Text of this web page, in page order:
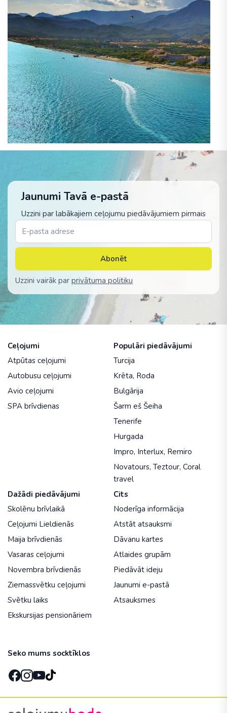
Jaunumi Tavā e-pastā
Uzzini par labākajiem ceļojumu piedāvājumiem pirmais
Abonēt
Uzzini vairāk par privātuma politiku
Ceļojumi
Atpūtas ceļojumi
Autobusu ceļojumi
Avio ceļojumi
SPA brīvdienas
Populāri piedāvājumi
Turcija
Krēta, Roda
Bulgārija
Šarm eš Šeiha
Tenerife
Hurgada
Impro, Interlux, Remiro
Novatours, Teztour, Coral
travel
Dažādi piedāvājumi
Skolēnu brīvlaikā
Ceļojumi Lieldienās
Maija brīvdienās
Vasaras ceļojumi
Novembra brīvdienās
Ziemassvētku ceļojumi
Svētku laiks
Ekskursijas pensionāriem
Cits
Noderīga informācija
Atstāt atsauksmi
Dāvanu kartes
Atlaides grupām
Piedāvāt ideju
Jaunumi e-pastā
Atsauksmes
Seko mums socktīklos